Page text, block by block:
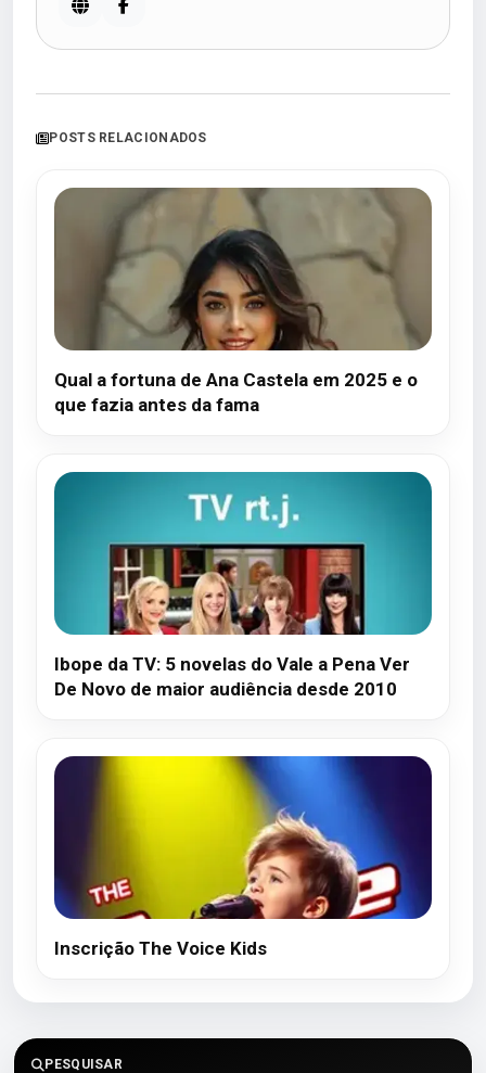
POSTS RELACIONADOS
Qual a fortuna de Ana Castela em 2025 e o
que fazia antes da fama
Ibope da TV: 5 novelas do Vale a Pena Ver
De Novo de maior audiência desde 2010
Inscrição The Voice Kids
PESQUISAR